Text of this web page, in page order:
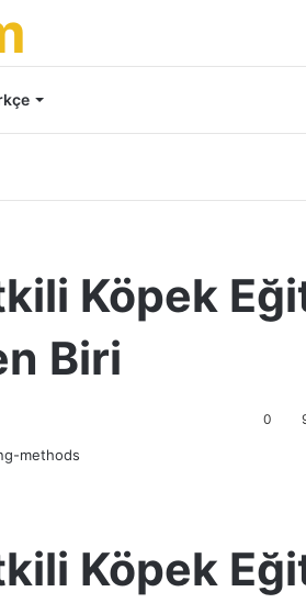
Köpek
Biri
0
Köpek